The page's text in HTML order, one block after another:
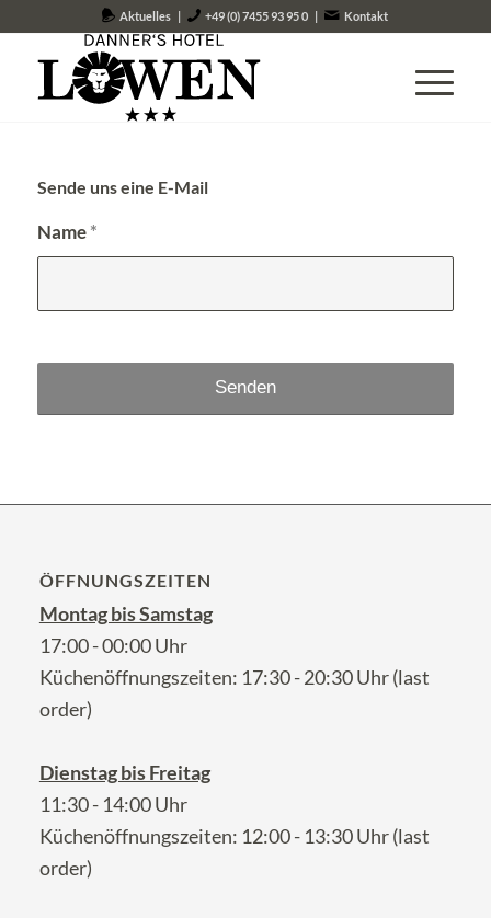
Aktuelles | +49 (0) 7455 93 95 0 | Kontakt
Sende uns eine E-Mail
Name *
ÖFFNUNGSZEITEN
Montag bis Samstag
17:00 - 00:00 Uhr
Küchenöffnungszeiten: 17:30 - 20:30 Uhr (last
order)
Dienstag bis Freitag
11:30 - 14:00 Uhr
Küchenöffnungszeiten: 12:00 - 13:30 Uhr (last
order)